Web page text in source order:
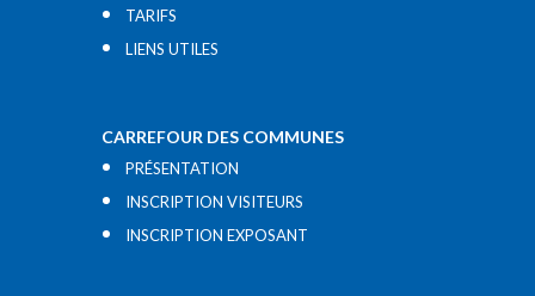
TARIFS
LIENS UTILES​
CARREFOUR DES COMMUNES
PRÉSENTATION
INSCRIPTION VISITEURS
INSCRIPTION EXPOSANT